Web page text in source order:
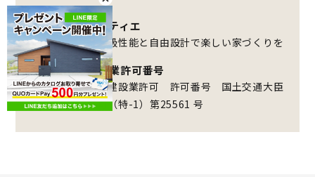
アクティエ
最高級性能と自由設計で楽しい家づくりを
建設業許可番号
特定建設業許可 許可番号 国土交通大臣
許可（特-1）第25561 号